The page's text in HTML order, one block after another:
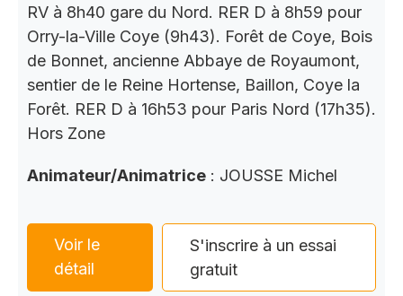
RV à 8h40 gare du Nord. RER D à 8h59 pour
Orry-la-Ville Coye (9h43). Forêt de Coye, Bois
de Bonnet, ancienne Abbaye de Royaumont,
sentier de le Reine Hortense, Baillon, Coye la
Forêt. RER D à 16h53 pour Paris Nord (17h35).
Hors Zone
Animateur/Animatrice : JOUSSE Michel
Voir le
détail
S'inscrire à un essai
gratuit